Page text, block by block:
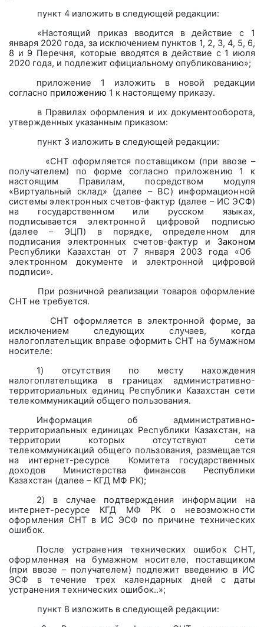
пункт 4 изложить в следующей редакции:
«Настоящий приказ вводится в действие с 1
января 2020 года, за исключением пунктов 1, 2, 3, 4, 5, 6,
8 и 9 Перечня, которые вводятся в действие с 1 июля
2020 года, и подлежит официальному опубликованию»;
приложение 1 изложить в новой редакции
согласно приложению 1 к настоящему приказу.
в Правилахоформления и их документооборота,
утвержденных указанным приказом:
пункт 3 изложить в следующей редакции:
«СНТ оформляется поставщиком (при ввозе –
получателем) по форме согласно приложению 1 к
настоящим Правилам, посредством модуля
«Виртуальный склад» (далее – ВС) информационной
системы электронных счетов-фактур (далее – ИС ЭСФ)
на государственном или русском языках,
подписывается электронной цифровой подписью
(далее – ЭЦП) в порядке, определенном для
подписания электронных счетов-фактур и Законом
Республики Казахстан от 7 января 2003 года «Об
электронном документе и электронной цифровой
подписи».
При розничной реализации товаров оформление
СНТ не требуется.
СНТ оформляется в электронной форме, за
исключением следующих случаев, когда
налогоплательщик вправе оформить СНТ на бумажном
носителе:
1) отсутствия по месту нахождения
налогоплательщика в границах административно-
территориальных единиц Республики Казахстан сети
телекоммуникаций общего пользования.
Информация об административно-
территориальных единицах Республики Казахстан, на
территории которых отсутствуют сети
телекоммуникаций общего пользования, размещается
на интернет-ресурсе
Комитета государственных
доходов Министерства финансов Республики
Казахстан (далее – КГД МФ РК);
2) в случае подтверждения информации на
интернет-ресурсе КГД МФ РК о невозможности
оформления СНТ в ИС ЭСФ по причине технических
ошибок.
После устранения технических ошибок СНТ,
оформленная на бумажном носителе, поставщиком
(при ввозе – получателем) подлежит введению в ИС
ЭСФ в течение трех календарных дней с даты
устранения технических ошибок..»;
пункт 8 изложить в следующей редакции: